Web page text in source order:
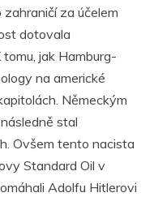
za účelem
dotovala
jak Hamburg-
na americké
Německým
stal
Ovšem tento nacista
Standard Oil v
Adolfu Hitlerovi